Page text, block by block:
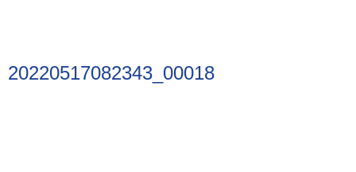
20220517082343_00018